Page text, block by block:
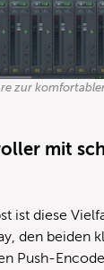
zur
mit
ist diese
den beiden
Push-